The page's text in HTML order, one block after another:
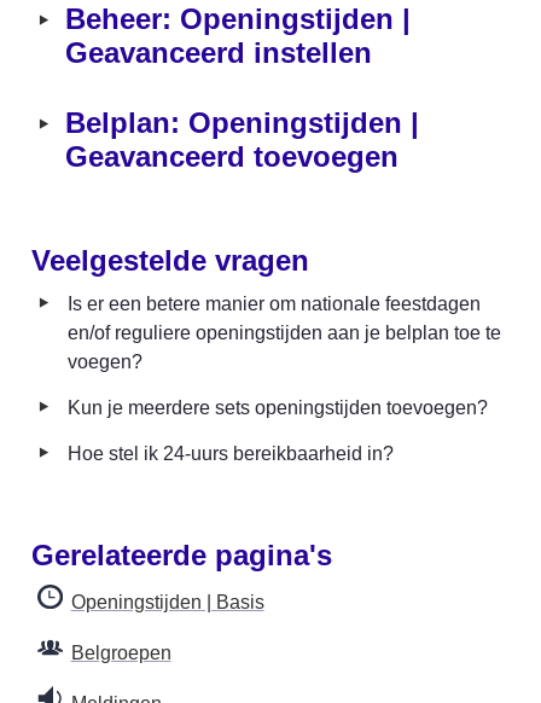
‣ Beheer: Openingstijden |
Geavanceerd instellen
‣ Belplan: Openingstijden |
Geavanceerd toevoegen
Veelgestelde vragen
‣
Is er een betere manier om nationale feestdagen
en/of reguliere openingstijden aan je belplan toe te
voegen?
‣ Kun je meerdere sets openingstijden toevoegen?
‣ Hoe stel ik 24-uurs bereikbaarheid in?
Gerelateerde pagina's
Openingstijden | Basis
Belgroepen